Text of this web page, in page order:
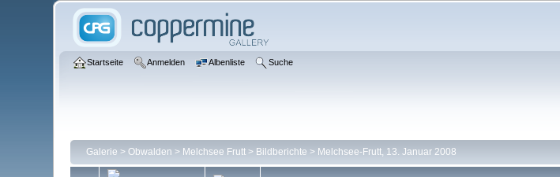
Startseite Anmelden Albenliste Suche
Galerie > Obwalden > Melchsee Frutt> Bildberichte > Melchsee-Frutt, 13. Januar 2008